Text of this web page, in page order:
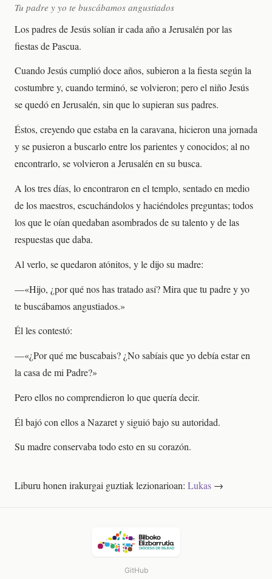
Tu padre y yo te buscábamos angustiados
Los padres de Jesús solían ir cada año a Jerusalén por las
fiestas de Pascua.
Cuando Jesús cumplió doce años, subieron a la fiesta según la
costumbre y, cuando terminó, se volvieron; pero el niño Jesús
se quedó en Jerusalén, sin que lo supieran sus padres.
Éstos, creyendo que estaba en la caravana, hicieron una jornada
y se pusieron a buscarlo entre los parientes y conocidos; al no
encontrarlo, se volvieron a Jerusalén en su busca.
A los tres días, lo encontraron en el templo, sentado en medio
de los maestros, escuchándolos y haciéndoles preguntas; todos
los que le oían quedaban asombrados de su talento y de las
respuestas que daba.
Al verlo, se quedaron atónitos, y le dijo su madre:
—«Hijo, ¿por qué nos has tratado así? Mira que tu padre y yo
te buscábamos angustiados.»
Él les contestó:
—«¿Por qué me buscabais? ¿No sabíais que yo debía estar en
la casa de mi Padre?»
Pero ellos no comprendieron lo que quería decir.
Él bajó con ellos a Nazaret y siguió bajo su autoridad.
Su madre conservaba todo esto en su corazón.
Liburu honen irakurgai guztiak lezionarioan: Lukas →
GitHub